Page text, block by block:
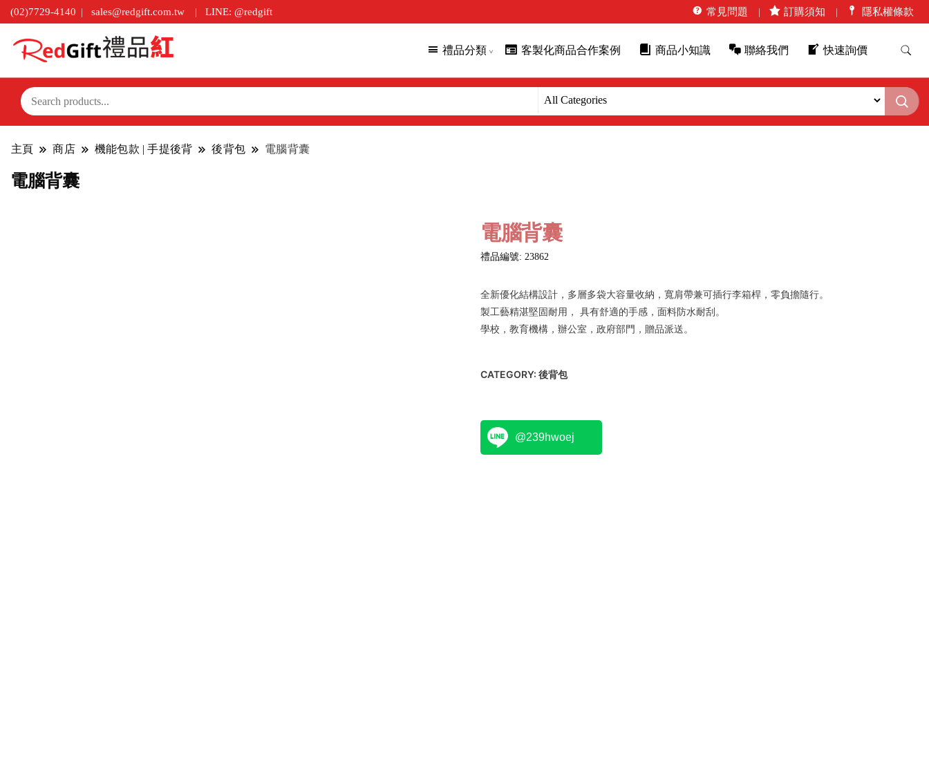
(02)7729-4140 sales@redgift.com.tw LINE: @redgift 常見問題 訂購須知 隱私權條款
禮品分類 客製化商品合作案例 商品小知識 聯絡我們 快速詢價
主頁 商店 機能包款 | 手提後背 後背包 電腦背囊
電腦背囊
電腦背囊
禮品編號: 23862
全新優化結構設計，多層多袋大容量收納，寬肩帶兼可插行李箱桿，零負擔隨行。
製工藝精湛堅固耐用， 具有舒適的手感，面料防水耐刮。
學校，教育機構，辦公室，政府部門，贈品派送。
CATEGORY:後背包
@239hwoej